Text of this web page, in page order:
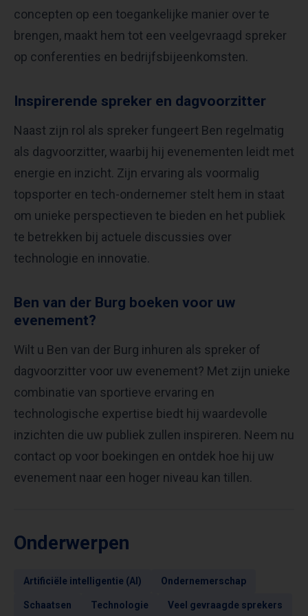
concepten op een toegankelijke manier over te
brengen, maakt hem tot een veelgevraagd spreker
op conferenties en bedrijfsbijeenkomsten.
Inspirerende spreker en dagvoorzitter
Naast zijn rol als spreker fungeert Ben regelmatig
als dagvoorzitter, waarbij hij evenementen leidt met
energie en inzicht. Zijn ervaring als voormalig
topsporter en tech-ondernemer stelt hem in staat
om unieke perspectieven te bieden en het publiek
te betrekken bij actuele discussies over
technologie en innovatie.
Ben van der Burg boeken voor uw
evenement?
Wilt u Ben van der Burg inhuren als spreker of
dagvoorzitter voor uw evenement? Met zijn unieke
combinatie van sportieve ervaring en
technologische expertise biedt hij waardevolle
inzichten die uw publiek zullen inspireren. Neem nu
contact op voor boekingen en ontdek hoe hij uw
evenement naar een hoger niveau kan tillen.
Onderwerpen
Artificiële intelligentie (AI) Ondernemerschap
Schaatsen Technologie Veel gevraagde sprekers